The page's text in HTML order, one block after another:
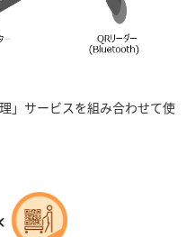
」サービスを組み合わせて使